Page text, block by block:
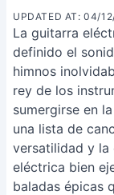
UPDATED AT: 04/
La guitarra
definido el
himnos
rey de los
sumergirse en
una lista de
versatilidad y la
eléctrica bien
baladas épicas